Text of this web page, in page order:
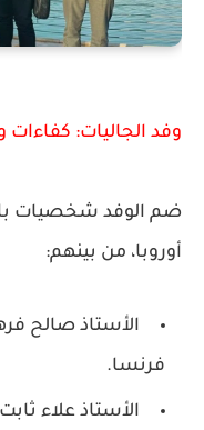
وفد الجاليات:
ضم الوفد شخصيات
أوروبا، من بينهم:
الأستاذ صالح
فرنسا.
الأستاذ علاء ثابت